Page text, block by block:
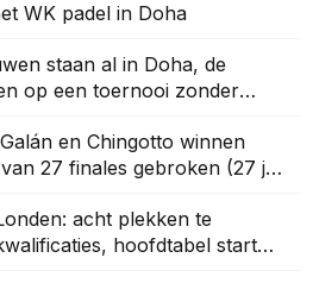
WK padel in Doha
staan al in Doha, de
op een toernooi zonder
en Chingotto winnen
27 finales gebroken (27 juli
acht plekken te
hoofdtabel start